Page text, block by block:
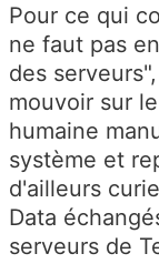
Pour ce qui
ne faut pas
des
mouvoir sur
humaine
système et
d'ailleurs
Data
serveurs de